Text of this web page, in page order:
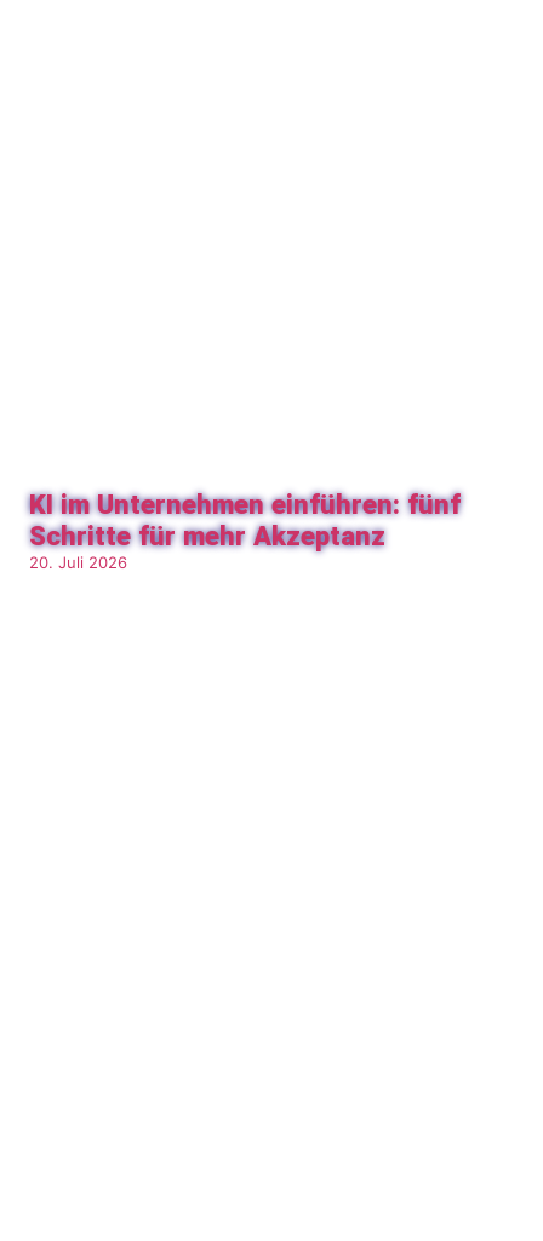
KI im Unternehmen einführen: fünf
Schritte für mehr Akzeptanz
20. Juli 2026